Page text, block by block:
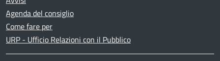
Agenda del consiglio
Come fare per
URP - Ufficio Relazioni con il Pubblico